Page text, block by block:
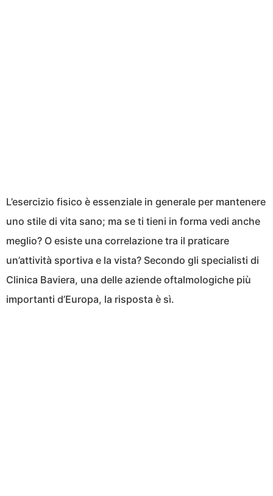
L’esercizio fisico è essenziale in generale per mantenere
uno stile di vita sano; ma se ti tieni in forma vedi anche
meglio? O esiste una correlazione tra il praticare
un’attività sportiva e la vista? Secondo gli specialisti di
Clinica Baviera, una delle aziende oftalmologiche più
importanti d’Europa, la risposta è sì.